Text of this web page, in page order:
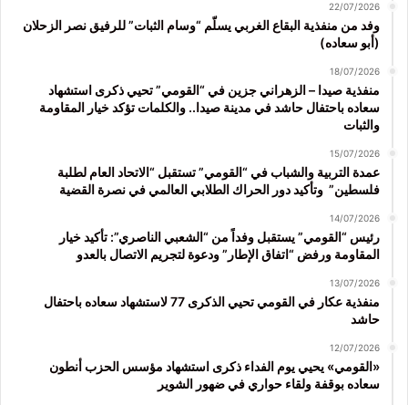
22/07/2026
وفد من منفذية البقاع الغربي يسلّم “وسام الثبات” للرفيق نصر الزحلان
(أبو سعاده)
18/07/2026
منفذية صيدا – الزهراني جزين في “القومي” تحيي ذكرى استشهاد
سعاده باحتفال حاشد في مدينة صيدا.. والكلمات تؤكد خيار المقاومة
والثبات
15/07/2026
عمدة التربية والشباب في “القومي” تستقبل “الاتحاد العام لطلبة
فلسطين” وتأكيد دور الحراك الطلابي العالمي في نصرة القضية
14/07/2026
رئيس “القومي” يستقبل وفداً من “الشعبي الناصري”: تأكيد خيار
المقاومة ورفض “اتفاق الإطار” ودعوة لتجريم الاتصال بالعدو
13/07/2026
منفذية عكار في القومي تحيي الذكرى 77 لاستشهاد سعاده باحتفال
حاشد
12/07/2026
«القومي» يحيي يوم الفداء ذكرى استشهاد مؤسس الحزب أنطون
سعاده بوقفة ولقاء حواري في ضهور الشوير